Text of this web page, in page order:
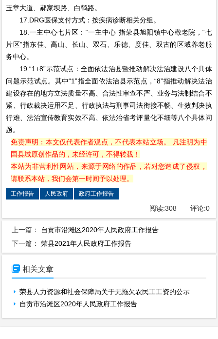
玉章大道、郝家坝路、白鹤路。
17.DRG医保支付方式：按疾病诊断相关分组。
18.一主中心七片区：“一主中心”指荣县旭阳镇中心敬老院，“七
片区”指东佳、高山、长山、双石、乐德、度佳、双古的区域养老服
务中心。
19.“1+8”示范试点：全面依法治县暨推动解决法治建设八个具体
问题示范试点。其中“1”指全面依法治县示范点，“8”指推动解决法治
建设存在的地方立法质量不高、合法性审查不严、业务与法制结合不
紧、行政裁决运用不足、行政执法与刑事司法衔接不畅、生效判决执
行难、法治宣传教育实效不高、依法治省考评量化不细等八个具体问
题。
免责声明：本文仅代表作者观点，不代表本站立场。 凡注明为中
国县域原创作品的，未经许可，不得转载！
本站为非营利性网站，来源于网络的作品，若对您造成了侵权，
请联系本站，我们会第一时间予以处理。
工作报告 人民政府 政府工作报告
阅读:308 评论:0
上一篇： 自贡市沿滩区2020年人民政府工作报告
下一篇：荣县2021年人民政府工作报告
 相关文章
荣县人力资源和社会保障局关于无拖欠农民工工资的公示
自贡市沿滩区2020年人民政府工作报告